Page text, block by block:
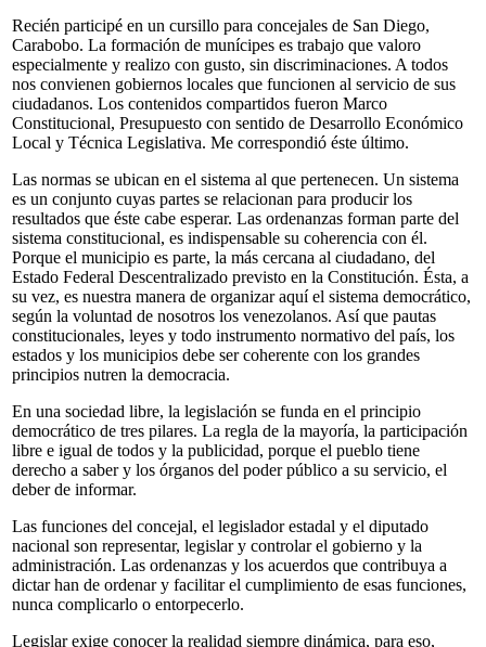
Recién participé en un cursillo para concejales de San Diego,
Carabobo. La formación de munícipes es trabajo que valoro
especialmente y realizo con gusto, sin discriminaciones. A todos
nos convienen gobiernos locales que funcionen al servicio de sus
ciudadanos. Los contenidos compartidos fueron Marco
Constitucional, Presupuesto con sentido de Desarrollo Económico
Local y Técnica Legislativa. Me correspondió éste último.
Las normas se ubican en el sistema al que pertenecen. Un sistema
es un conjunto cuyas partes se relacionan para producir los
resultados que éste cabe esperar. Las ordenanzas forman parte del
sistema constitucional, es indispensable su coherencia con él.
Porque el municipio es parte, la más cercana al ciudadano, del
Estado Federal Descentralizado previsto en la Constitución. Ésta, a
su vez, es nuestra manera de organizar aquí el sistema democrático,
según la voluntad de nosotros los venezolanos. Así que pautas
constitucionales, leyes y todo instrumento normativo del país, los
estados y los municipios debe ser coherente con los grandes
principios nutren la democracia.
En una sociedad libre, la legislación se funda en el principio
democrático de tres pilares. La regla de la mayoría, la participación
libre e igual de todos y la publicidad, porque el pueblo tiene
derecho a saber y los órganos del poder público a su servicio, el
deber de informar.
Las funciones del concejal, el legislador estadal y el diputado
nacional son representar, legislar y controlar el gobierno y la
administración. Las ordenanzas y los acuerdos que contribuya a
dictar han de ordenar y facilitar el cumplimiento de esas funciones,
nunca complicarlo o entorpecerlo.
Legislar exige conocer la realidad siempre dinámica, para eso,